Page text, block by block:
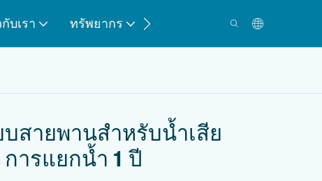
บเรา ทรัพยากร
บสายพานสำหรับน้ำเสีย
ารแยกน้ำ 1 ปี